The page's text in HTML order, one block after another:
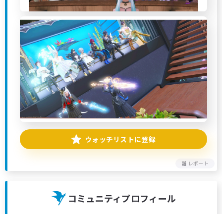
レポート
ウォッチリストに登録
コミュニティプロフィール